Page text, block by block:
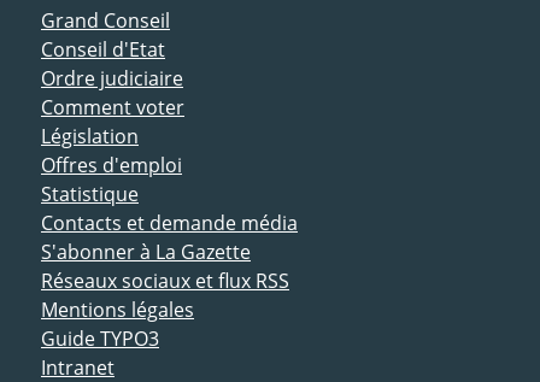
ACCÈS DIRECT
Grand Conseil
Conseil d'Etat
Ordre judiciaire
Comment voter
Législation
Offres d'emploi
Statistique
Contacts et demande média
S'abonner à La Gazette
Réseaux sociaux et flux RSS
Mentions légales
Guide TYPO3
Intranet